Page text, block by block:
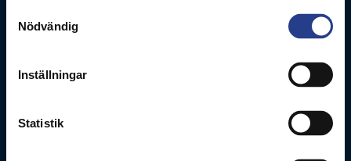
Nödvändig
Inställningar
Statistik
Kontakta oss